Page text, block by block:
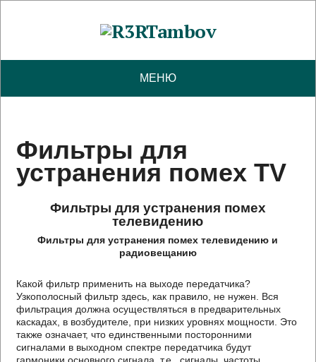
МЕНЮ
Фильтры для
устранения помех TV
Фильтры для устранения помех
телевидению
Фильтры для устранения помех телевидению и
радиовещанию
Какой фильтр применить на выходе передатчика?
Узкополосный фильтр здесь, как правило, не нужен. Вся
фильтрация должна осуществляться в предварительных
каскадах, в возбудителе, при низких уровнях мощности. Это
также означает, что единственными посторонними
сигналами в выходном спектре передатчика будут